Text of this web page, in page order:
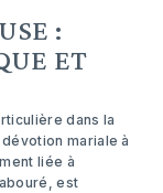
:
ET
dans la
mariale à
liée à
est